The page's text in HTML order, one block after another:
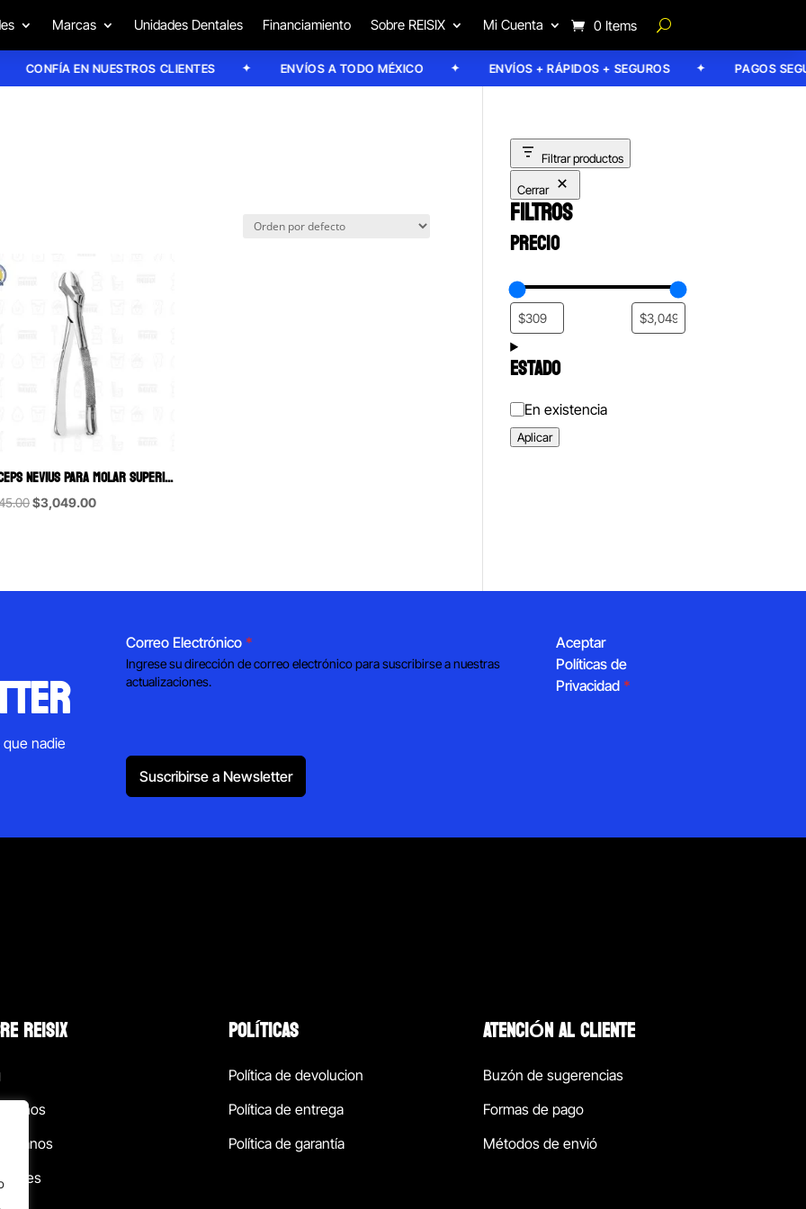
Marcas Unidades Dentales Financiamiento Sobre REISIX Mi Cuenta 0 Items
CONFÍA EN NUESTROS CLIENTES ENVÍOS A TODO MÉXICO ENVÍOS + RÁPIDOS + SEGUROS PAGOS
FÓRCEPS NEVIUS PARA MOLAR SUPERIOR IZQUIERDO 88L HU-FRIEDY
Original
$3,049.00Current
Filtrar productos
Cerrar
FILTROS
PRECIO
ESTADO
Estado
En existencia
Aplicar
nadie
Correo Electrónico *
Ingrese su dirección de correo electrónico para suscribirse a nuestras
actualizaciones.
Aceptar
Políticas de
Privacidad *
Suscribirse a Newsletter
REISIX POLÍTICAS
Política de devolucion
Política de entrega
Política de garantía
ATENCIÓN AL CLIENTE
Buzón de sugerencias
Formas de pago
Métodos de envió